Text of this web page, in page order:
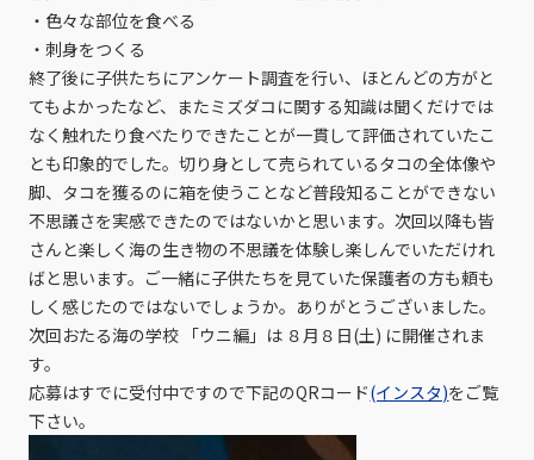
・色々な部位を食べる
・刺身をつくる
終了後に子供たちにアンケート調査を行い、ほとんどの方がと
てもよかったなど、またミズダコに関する知識は聞くだけでは
なく触れたり食べたりできたことが一貫して評価されていたこ
とも印象的でした。切り身として売られているタコの全体像や
脚、タコを獲るのに箱を使うことなど普段知ることができない
不思議さを実感できたのではないかと思います。次回以降も皆
さんと楽しく海の生き物の不思議を体験し楽しんでいただけれ
ばと思います。ご一緒に子供たちを見ていた保護者の方も頼も
しく感じたのではないでしょうか。ありがとうございました。
次回おたる海の学校 「ウニ編」は ８月８日(土) に開催されま
す。
応募はすでに受付中ですので下記のQRコード(インスタ)をご覧
下さい。